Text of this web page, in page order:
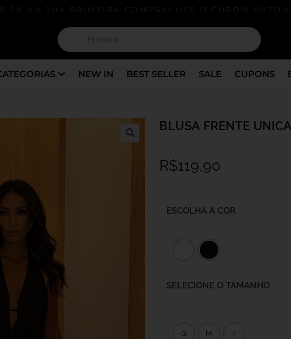
NA SUA PRIMEIRA COMPRA! USE O CUPOM
NEW IN BEST SELLER SALE CUPONS
BLUSA FRENTE
R$119,90
ESCOLHA A COR
SELECIONE O TAMANHO
G M P